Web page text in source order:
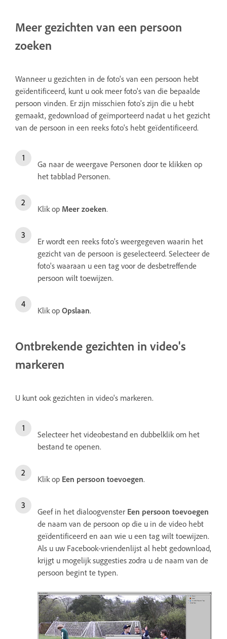
Meer gezichten van een persoon
zoeken
Wanneer u gezichten in de foto's van een persoon hebt
geïdentificeerd, kunt u ook meer foto's van die bepaalde
persoon vinden. Er zijn misschien foto's zijn die u hebt
gemaakt, gedownload of geïmporteerd nadat u het gezicht
van de persoon in een reeks foto's hebt geïdentificeerd.
Ga naar de weergave Personen door te klikken op
het tabblad Personen.
Klik op Meer zoeken.
Er wordt een reeks foto's weergegeven waarin het
gezicht van de persoon is geselecteerd. Selecteer de
foto's waaraan u een tag voor de desbetreffende
persoon wilt toewijzen.
Klik op Opslaan.
Ontbrekende gezichten in video's
markeren
U kunt ook gezichten in video's markeren.
Selecteer het videobestand en dubbelklik om het
bestand te openen.
Klik op Een persoon toevoegen.
Geef in het dialoogvenster Een persoon toevoegen
de naam van de persoon op die u in de video hebt
geïdentificeerd en aan wie u een tag wilt toewijzen.
Als u uw Facebook-vriendenlijst al hebt gedownload,
krijgt u mogelijk suggesties zodra u de naam van de
persoon begint te typen.